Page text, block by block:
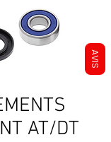
AT/DT
AVIS